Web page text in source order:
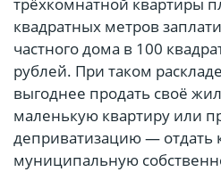
трёхкомнатной квартиры
квадратных метров
частного дома в 100
рублей. При таком
выгоднее продать своё
маленькую квартиру или
деприватизацию — отдать
муниципальную